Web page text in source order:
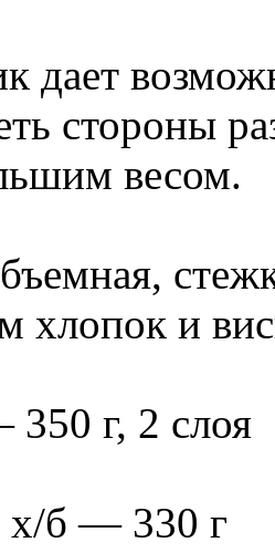
дает
стороны
весом.
хлопок и
г, 2 слоя
х/б — 330 г